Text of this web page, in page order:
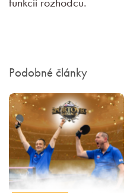
Podobné články